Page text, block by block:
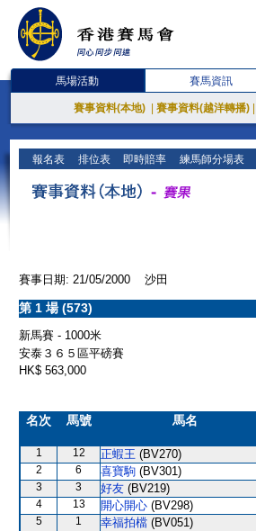
馬場活動 賽馬資訊
賽事資料(本地) 賽事資料(越洋轉播)
報名表 排位表 即時賠率 練馬師分場表
賽事日期: 21/05/2000 沙田
第 1 場 (573)
新馬賽 - 1000米
安泰３６５區平磅賽
HK$ 563,000
名次 馬號 馬名
1 12 正蝦王 (BV270)
2
6 喜寶駒 (BV301)
3
3 好友 (BV219)
4
13 開心開心 (BV298)
5
1 幸福拍檔 (BV051)